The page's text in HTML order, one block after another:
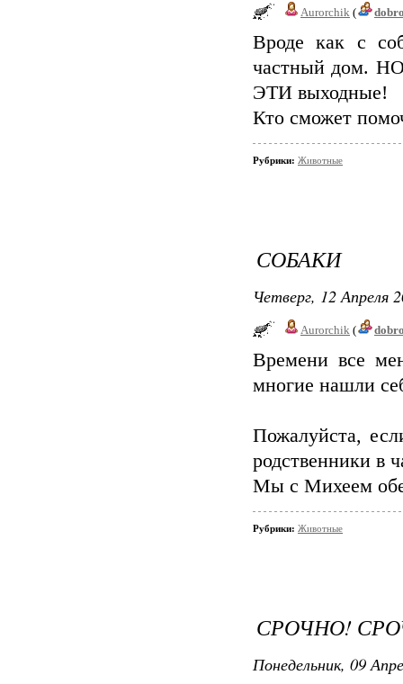
Aurorchik (
Вроде как с
частный дом. НО
ЭТИ выходные!
Кто сможет
Рубрики: Животные
СОБАКИ
Четверг, 12 Апреля
Aurorchik (
Времени все
многие нашли
Пожалуйста,
родственники в
Мы с Михеем
Рубрики: Животные
СРОЧНО!
Понедельник, 09